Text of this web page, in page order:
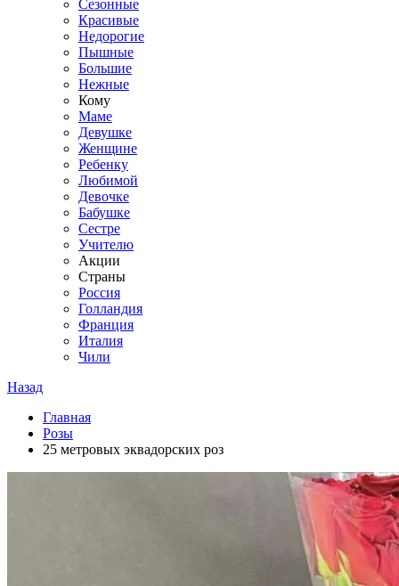
Сезонные
Красивые
Недорогие
Пышные
Большие
Нежные
Кому
Маме
Девушке
Женщине
Ребенку
Любимой
Девочке
Бабушке
Сестре
Учителю
Акции
Страны
Россия
Голландия
Франция
Италия
Чили
Назад
Главная
Розы
25 метровых эквадорских роз